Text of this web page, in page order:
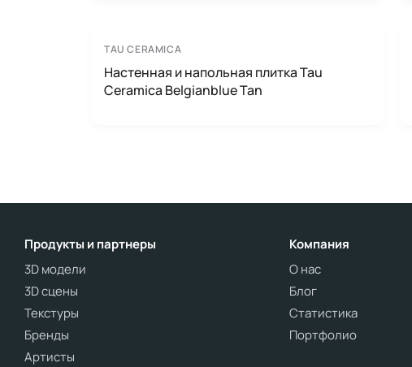
TAU CERAMICA
Настенная и напольная плитка Tau
Ceramica Belgianblue Tan
Продукты и партнеры
3D модели
3D сцены
Текстуры
Бренды
Артисты
Компания
О нас
Блог
Статистика
Портфолио